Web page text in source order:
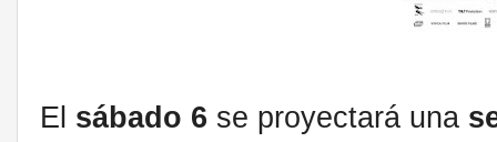
El sábado 6 se proyectará una